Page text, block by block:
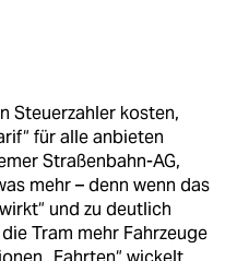
Steuerzahler kosten,
für alle anbieten
Straßenbahn-AG,
mehr – denn wenn das
und zu deutlich
Tram mehr Fahrzeuge